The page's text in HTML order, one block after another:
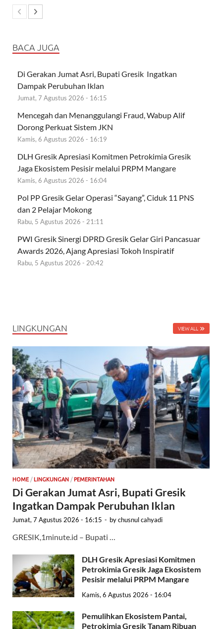
BACA JUGA
Di Gerakan Jumat Asri, Bupati Gresik Ingatkan
Dampak Perubuhan Iklan
Jumat, 7 Agustus 2026 - 16:15
Mencegah dan Menanggulangi Fraud, Wabup Alif
Dorong Perkuat Sistem JKN
Kamis, 6 Agustus 2026 - 16:19
DLH Gresik Apresiasi Komitmen Petrokimia Gresik
Jaga Ekosistem Pesisir melalui PRPM Mangare
Kamis, 6 Agustus 2026 - 16:04
Pol PP Gresik Gelar Operasi “Sayang”, Ciduk 11 PNS
dan 2 Pelajar Mokong
Rabu, 5 Agustus 2026 - 21:11
PWI Gresik Sinergi DPRD Gresik Gelar Giri Pancasuar
Awards 2026, Ajang Apresiasi Tokoh Inspiratif
Rabu, 5 Agustus 2026 - 20:42
LINGKUNGAN VIEW ALL
HOME / LINGKUNGAN / PEMERINTAHAN
Di Gerakan Jumat Asri, Bupati Gresik
Ingatkan Dampak Perubuhan Iklan
Jumat, 7 Agustus 2026 - 16:15 - bychusnul cahyadi
GRESIK,1minute.id – Bupati …
DLH Gresik Apresiasi Komitmen
Petrokimia Gresik Jaga Ekosistem
Pesisir melalui PRPM Mangare
Kamis, 6 Agustus 2026 - 16:04
Pemulihkan Ekosistem Pantai,
Petrokimia Gresik Tanam Ribuan